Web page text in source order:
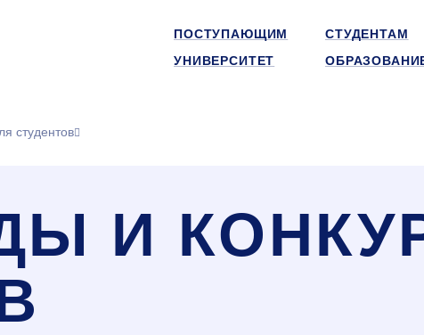
ПОСТУПАЮЩИМ СТУДЕНТАМ
УНИВЕРСИТЕТ
студентов
И